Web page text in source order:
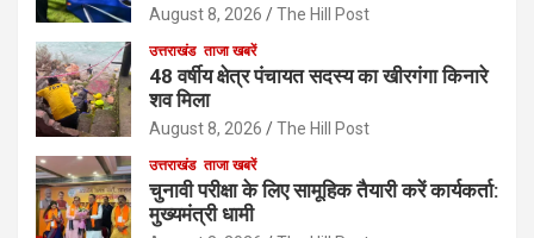
August 8, 2026 The Hill Post
उत्तराखंड ताजा खबरें
48 वर्षीय क्षेत्र पंचायत सदस्य का खीरगंगा किनारे
शव मिला
August 8, 2026 The Hill Post
उत्तराखंड ताजा खबरें
चुनावी परीक्षा के लिए सामूहिक तैयारी करें कार्यकर्ता:
मुख्यमंत्री धामी